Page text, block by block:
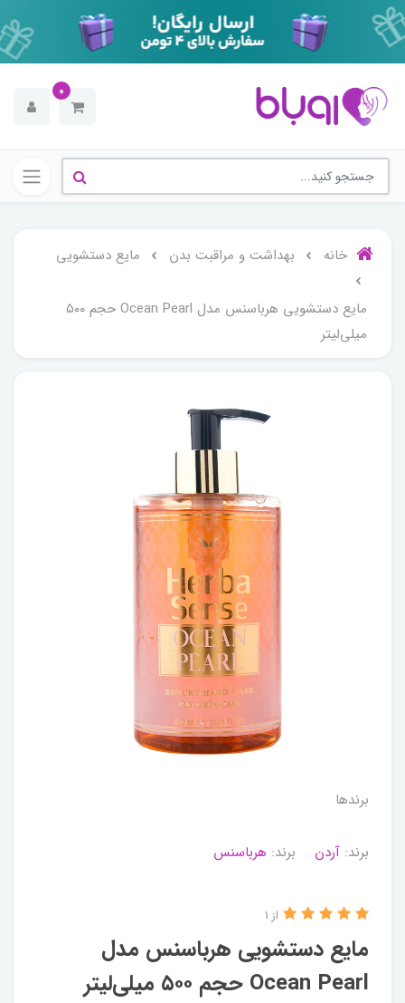
0
خانه بهداشت و مراقبت بدن مایع دستشویی
مایع دستشویی هرباسنس مدل Ocean Pearl حجم ۵۰۰
میلی‌لیتر
برندها
برند: آردن برند: هرباسنس
مایع دستشویی هرباسنس مدل
Ocean Pearl حجم ۵۰۰ میلی‌لیتر
از 1